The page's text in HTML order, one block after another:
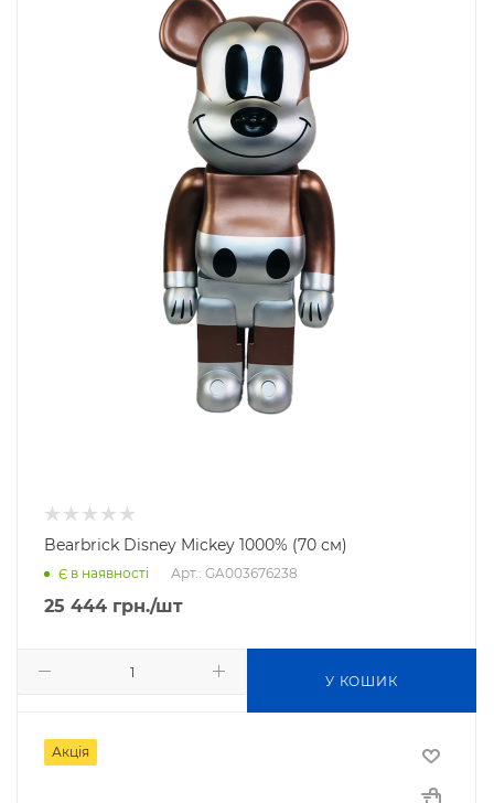
Bearbrick Disney Mickey 1000% (70 см)
Є в наявності Арт.: GA003676238
25 444 грн./шт
У КОШИК
Акція